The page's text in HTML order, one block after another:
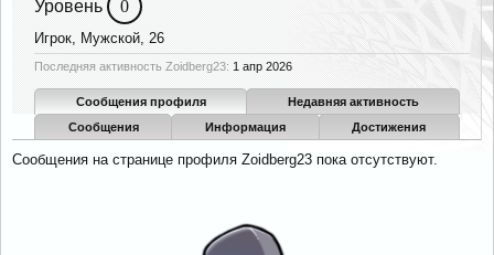
Уровень 0
Игрок, Мужской, 26
Последняя активность Zoidberg23: 1 апр 2026
Сообщения профиля
Недавняя активность
Сообщения
Информация Достижения
Сообщения на странице профиля Zoidberg23 пока отсутствуют.